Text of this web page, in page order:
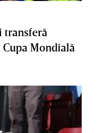
transferă
Mondială